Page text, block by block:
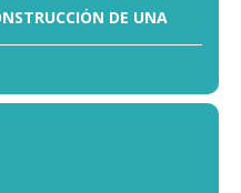
DE UNA